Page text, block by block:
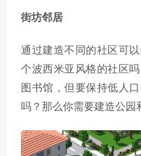
街坊邻居
通过建造不同的社区可
个波西米亚风格的社区
图书馆，但要保持低人
吗？那么你需要建造公园